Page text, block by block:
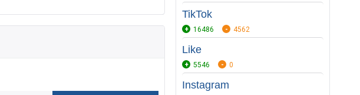
TikTok
16486 4562
Like
5546 0
Instagram